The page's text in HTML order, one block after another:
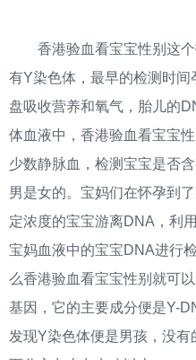
香港验血看宝宝性别这个
有Y染色体，最早的检测时
盘吸收营养和氧气，胎儿的
体血液中，香港验血看宝宝
少数静脉血，检测宝宝是否
男是女的。宝妈们在怀孕到
定浓度的宝宝游离DNA，利
宝妈血液中的宝宝DNA进行
么香港验血看宝宝性别就可
基因，它的主要成分便是Y-
发现Y染色体便是男孩，没